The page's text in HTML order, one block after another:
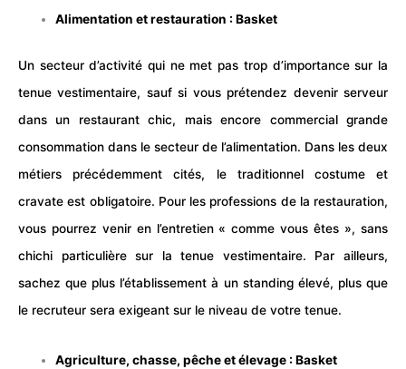
Alimentation et restauration : Basket
Un secteur d’activité qui ne met pas trop d’importance sur la
tenue vestimentaire, sauf si vous prétendez devenir serveur
dans un restaurant chic, mais encore commercial grande
consommation dans le secteur de l’alimentation. Dans les deux
métiers précédemment cités, le traditionnel costume et
cravate est obligatoire. Pour les professions de la restauration,
vous pourrez venir en l’entretien « comme vous êtes », sans
chichi particulière sur la tenue vestimentaire. Par ailleurs,
sachez que plus l’établissement à un standing élevé, plus que
le recruteur sera exigeant sur le niveau de votre tenue.
Agriculture, chasse, pêche et élevage : Basket